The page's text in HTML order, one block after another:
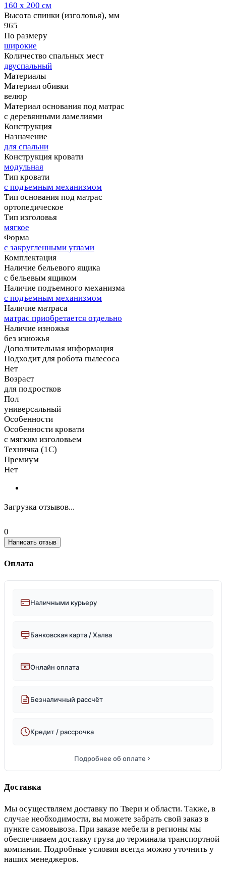
160 х 200 см
Высота спинки (изголовья), мм
965
По размеру
широкие
Количество спальных мест
двуспальный
Материалы
Материал обивки
велюр
Материал основания под матрас
с деревянными ламелиями
Конструкция
Назначение
для спальни
Конструкция кровати
модульная
Тип кровати
с подъемным механизмом
Тип основания под матрас
ортопедическое
Тип изголовья
мягкое
Форма
с закругленными углами
Комплектация
Наличие бельевого ящика
с бельевым ящиком
Наличие подъемного механизма
с подъемным механизмом
Наличие матраса
матрас приобретается отдельно
Наличие изножья
без изножья
Дополнительная информация
Подходит для робота пылесоса
Нет
Возраст
для подростков
Пол
универсальный
Особенности
Особенности кровати
с мягким изголовьем
Техничка (1С)
Премиум
Нет
Загрузка отзывов...
0
Написать отзыв
Оплата
Наличными курьеру
Банковская карта / Халва
Онлайн оплата
Безналичный рассчёт
Кредит / рассрочка
Подробнее об оплате
Доставка
Мы осуществляем доставку по Твери и области. Также, в
случае необходимости, вы можете забрать свой заказ в
пункте самовывоза. При заказе мебели в регионы мы
обеспечиваем доставку груза до терминала транспортной
компании. Подробные условия всегда можно уточнить у
наших менеджеров.